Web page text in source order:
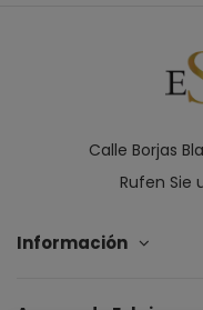
Calle Borjas
Rufen Sie
Información